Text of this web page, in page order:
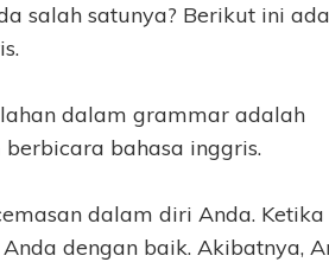
salah satunya? Berikut ini ada
dalam grammar adalah
bahasa inggris.
dalam diri Anda. Ketika
dengan baik. Akibatnya,